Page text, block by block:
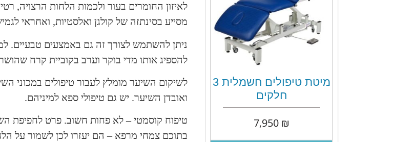
מיטת טיפולים חשמלית 3
חלקים
₪
7,950
לאיזון החומרים בעור ולכמות הלחות הרצויה,
מסייע בסינתזה של קולגן ואלסטיות, ואחראי
ניתן להשתמש לצורך זה גם באמצעים
להספיג אותו מדי בוקר וערב בקוביית קרח
לשיקום השיער מומלץ לעבור טיפולים במכוני
ואובדן השיער. יש גם טיפולי ספא למיניהם.
טיפוח קוסמטי – לא פחות חשוב. פרט לחפיפת
בתוכם צמחי מרפא – הם יעזרו לכן לשמור על